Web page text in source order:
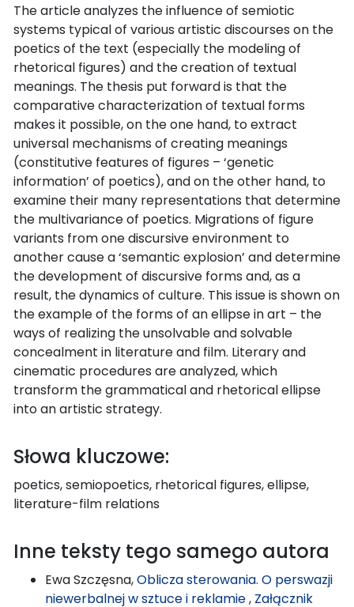
The article analyzes the influence of semiotic
systems typical of various artistic discourses on the
poetics of the text (especially the modeling of
rhetorical figures) and the creation of textual
meanings. The thesis put forward is that the
comparative characterization of textual forms
makes it possible, on the one hand, to extract
universal mechanisms of creating meanings
(constitutive features of figures – ‘genetic
information’ of poetics), and on the other hand, to
examine their many representations that determine
the multivariance of poetics. Migrations of figure
variants from one discursive environment to
another cause a ‘semantic explosion’ and determine
the development of discursive forms and, as a
result, the dynamics of culture. This issue is shown on
the example of the forms of an ellipse in art – the
ways of realizing the unsolvable and solvable
concealment in literature and film. Literary and
cinematic procedures are analyzed, which
transform the grammatical and rhetorical ellipse
into an artistic strategy.
Słowa kluczowe:
poetics, semiopoetics, rhetorical figures, ellipse,
literature-film relations
Inne teksty tego samego autora
Ewa Szczęsna,Oblicza sterowania. O perswazji
niewerbalnej w sztuce i reklamie, Załącznik